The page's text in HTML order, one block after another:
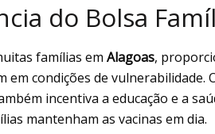
do Bolsa
famílias em Alagoas,
em condições de vulnerabilidade.
incentiva a educação e a
mantenham as vacinas em dia.